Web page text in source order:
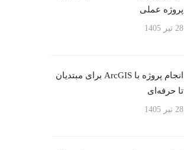
پروژه عملی
28 تیر 1405
انجام پروژه با ArcGIS برای مبتدیان
تا حرفه‌ای
28 تیر 1405